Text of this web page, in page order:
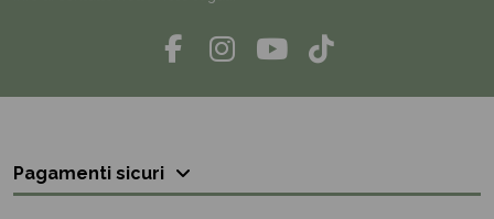
Pagamenti sicuri